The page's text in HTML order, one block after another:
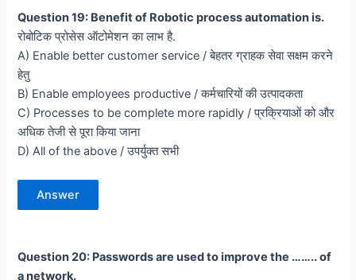
Question 19: Benefit of Robotic process automation is.
रोबोटिक प्रोसेस ऑटोमेशन का लाभ है.
A) Enable better customer service / बेहतर ग्राहक सेवा सक्षम करने
हेतु
B) Enable employees productive / कर्मचारियों की उत्पादकता
C) Processes to be complete more rapidly / प्रक्रियाओं को और
अधिक तेजी से पूरा किया जाना
D) All of the above / उपर्युक्त सभी
Answer
Question 20: Passwords are used to improve the …….. of
a network.